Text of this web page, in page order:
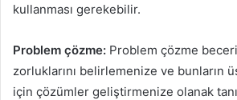
kullanması gerekebilir.
Problem çözme: Problem çözme
zorluklarını belirlemenize ve bunların
için çözümler geliştirmenize olanak